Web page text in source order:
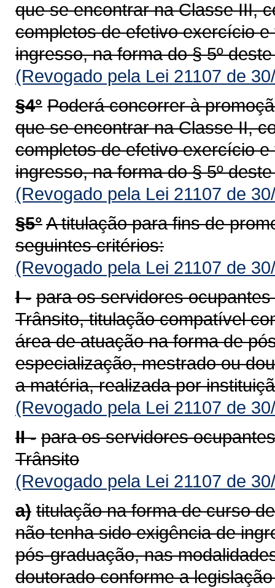
que se encontrar na Classe III,
completos de efetivo exercício
ingresso, na forma do § 5º
(Revogado pela Lei 21107 de
§4° Poderá concorrer à
que se encontrar na Classe II,
completos de efetivo exercício
ingresso, na forma do § 5º
(Revogado pela Lei 21107 de
§5°A titulação para fins de
seguintes critérios:
(Revogado pela Lei 21107 de
I - para os servidores
Trânsito, titulação compatível
área de atuação na forma de
especialização, mestrado ou
a matéria, realizada por
(Revogado pela Lei 21107 de
II - para os servidores
Trânsito
(Revogado pela Lei 21107 de
a) titulação na forma de curso
não tenha sido exigência de
pós-graduação, nas
doutorado conforme a